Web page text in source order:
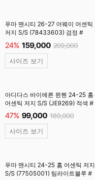
푸마 맨시티 26-27 어웨이 어센틱
저지 S/S (78433603) 검정 #
24% 159,000 209,000
사이즈 보기
아디다스 바이에른 뮌헨 24-25 홈
어센틱 저지 S/S (JE9269) 적색 #
47% 99,000 189,000
사이즈 보기
푸마 맨시티 24-25 홈 어센틱 저지
S/S (77505001) 팀라이트블루 #